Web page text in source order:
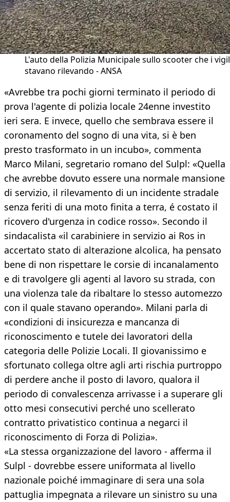
L'auto della Polizia Municipale sullo scooter che i
stavano rilevando - ANSA
«Avrebbe tra pochi giorni terminato il periodo di
prova l'agente di polizia locale 24enne investito
ieri sera. E invece, quello che sembrava essere il
coronamento del sogno di una vita, si è ben
presto trasformato in un incubo», commenta
Marco Milani, segretario romano del Sulpl: «Quella
che avrebbe dovuto essere una normale mansione
di servizio, il rilevamento di un incidente stradale
senza feriti di una moto finita a terra, é costato il
ricovero d'urgenza in codice rosso». Secondo il
sindacalista «il carabiniere in servizio ai Ros in
accertato stato di alterazione alcolica, ha pensato
bene di non rispettare le corsie di incanalamento
e di travolgere gli agenti al lavoro su strada, con
una violenza tale da ribaltare lo stesso automezzo
con il quale stavano operando». Milani parla di
«condizioni di insicurezza e mancanza di
riconoscimento e tutele dei lavoratori della
categoria delle Polizie Locali. Il giovanissimo e
sfortunato collega oltre agli arti rischia purtroppo
di perdere anche il posto di lavoro, qualora il
periodo di convalescenza arrivasse i a superare gli
otto mesi consecutivi perché uno scellerato
contratto privatistico continua a negarci il
riconoscimento di Forza di Polizia».​
«La stessa organizzazione del lavoro - afferma il
Sulpl - dovrebbe essere uniformata al livello
nazionale poiché immaginare di sera una sola
pattuglia impegnata a rilevare un sinistro su una